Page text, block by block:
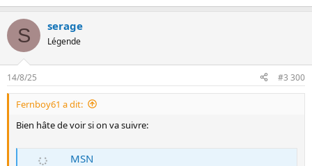
S serage
Légende
14/8/25 #3 300
Fernboy61 a dit:
Bien hâte de voir si on va suivre:
MSN